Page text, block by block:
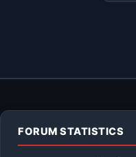
FORUM STATISTICS